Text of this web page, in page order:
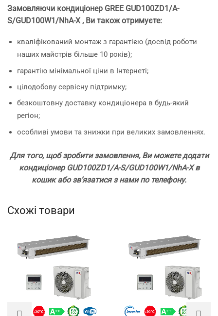
Замовляючи кондиціонер GREE GUD100ZD1/A-
S/GUD100W1/NhA-X , Ви також отримуєте:
кваліфікований монтаж з гарантією (досвід роботи
наших майстрів більше 10 років);
гарантію мінімальної ціни в Інтернеті;
цілодобову сервісну підтримку;
безкоштовну доставку кондиціонера в будь-який
регіон;
особливі умови та знижки при великих замовленнях.
Для того, щоб зробити замовлення, Ви можете додати
кондиціонер GUD100ZD1/A-S/GUD100W1/NhA-X в
кошик або зв’язатися з нами по телефону.
Схожі товари